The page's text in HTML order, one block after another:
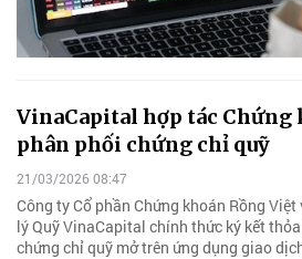
VinaCapital hợp tác Chứng
phân phối chứng chỉ quỹ
21/03/2026 08:47
Công ty Cổ phần Chứng khoán Rồng
lý Quỹ VinaCapital chính thức ký kết
chứng chỉ quỹ mở trên ứng dụng giao